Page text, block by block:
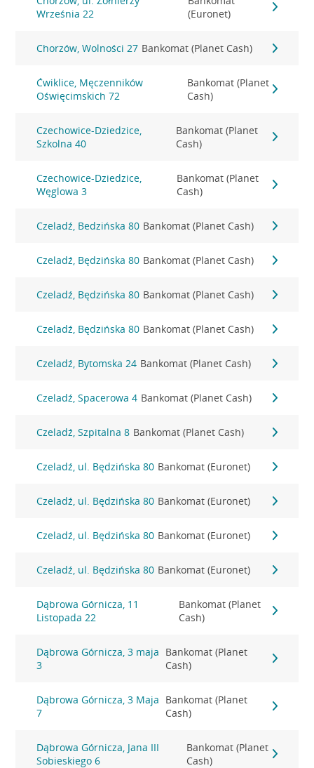
Września 22
(Euronet)
Chorzów, Wolności 27 Bankomat (Planet Cash)
Ćwiklice, Męczenników
Oświęcimskich 72
Bankomat (Planet
Cash)
Czechowice-Dziedzice,
Szkolna 40
Bankomat (Planet
Cash)
Czechowice-Dziedzice,
Węglowa 3
Bankomat (Planet
Cash)
Czeladź, Bedzińska 80 Bankomat (Planet Cash)
Czeladź, Będzińska 80 Bankomat (Planet Cash)
Czeladź, Będzińska 80 Bankomat (Planet Cash)
Czeladź, Będzińska 80 Bankomat (Planet Cash)
Czeladź, Bytomska 24 Bankomat (Planet Cash)
Czeladź, Spacerowa 4 Bankomat (Planet Cash)
Czeladź, Szpitalna 8 Bankomat (Planet Cash)
Czeladź, ul. Będzińska 80 Bankomat (Euronet)
Czeladź, ul. Będzińska 80 Bankomat (Euronet)
Czeladź, ul. Będzińska 80 Bankomat (Euronet)
Czeladź, ul. Będzińska 80 Bankomat (Euronet)
Dąbrowa Górnicza, 11
Listopada 22
Bankomat (Planet
Cash)
Dąbrowa Górnicza, 3 maja
3
Bankomat (Planet
Cash)
Dąbrowa Górnicza, 3 Maja
7
Bankomat (Planet
Cash)
Dąbrowa Górnicza, Jana III
Sobieskiego 6
Bankomat (Planet
Cash)